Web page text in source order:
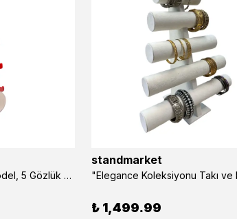
- Gözlük Standı Yelken Model, 5 Gözlük Kapasiteli Standı Kırmızı
standmarket
₺ 1,499.99